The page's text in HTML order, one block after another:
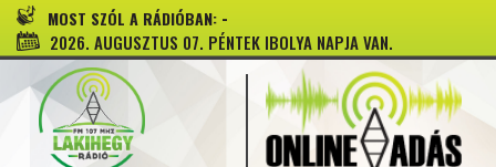
MOST SZÓL A RÁDIÓBAN: -
2026. AUGUSZTUS 07. PÉNTEK IBOLYA NAPJA VAN.